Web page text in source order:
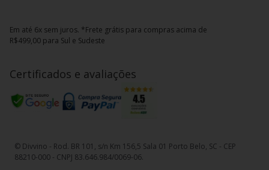
Em até 6x sem juros. *Frete grátis para compras acima de
R$499,00 para Sul e Sudeste
Certificados e avaliações
© Divvino - Rod. BR 101, s/n Km 156,5 Sala 01 Porto Belo, SC - CEP
88210-000 - CNPJ 83.646.984/0069-06.